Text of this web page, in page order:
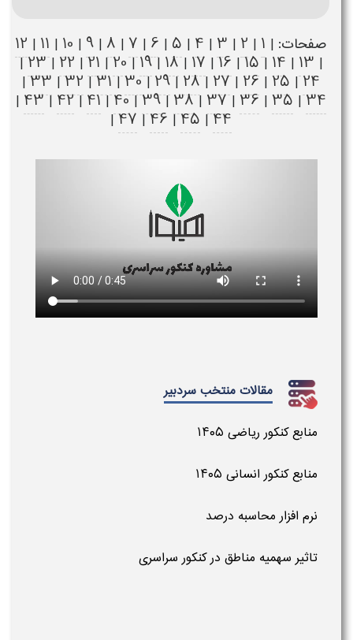
صفحات: | 1
|
2
|
3
|
4
|
5
|
6
|
7
|
8
|
9
|
10
|
11
|
12
|
13
|
14
|
15
|
16
|
17
|
18
|
19
|
20
|
21
|
22
|
23
|
24
|
25
|
26
|
27
|
28
|
29
|
30
|
31
|
32
|
33
|
34
|
35
|
36
|
37
|
38
|
39
|
40
|
41
|
42
|
43
|
44
|
45
|
46
|
47
|
مقالات منتخب سردبیر
منابع کنکور ریاضی ۱۴۰۵
منابع کنکور انسانی ۱۴۰۵
نرم افزار محاسبه درصد
تاثیر سهمیه مناطق در کنکور سراسری